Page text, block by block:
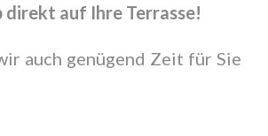
direkt auf Ihre Terrasse!
auch genügend Zeit für Sie